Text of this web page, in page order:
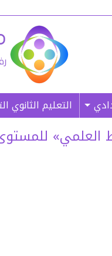
التعليم الثانوي
للمستوى